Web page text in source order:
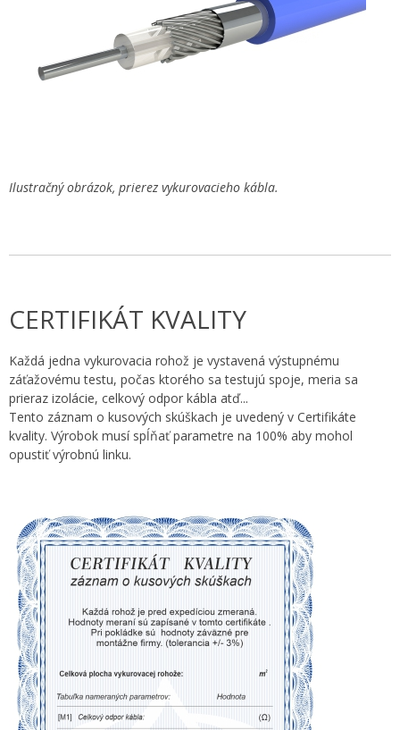
Ilustračný obrázok, prierez vykurovacieho kábla.
CERTIFIKÁT KVALITY
Každá jedna vykurovacia rohož je vystavená výstupnému
záťažovému testu, počas ktorého sa testujú spoje, meria sa
prieraz izolácie, celkový odpor kábla atď...
Tento záznam o kusových skúškach je uvedený v Certifikáte
kvality. Výrobok musí spĺňať parametre na 100% aby mohol
opustiť výrobnú linku.